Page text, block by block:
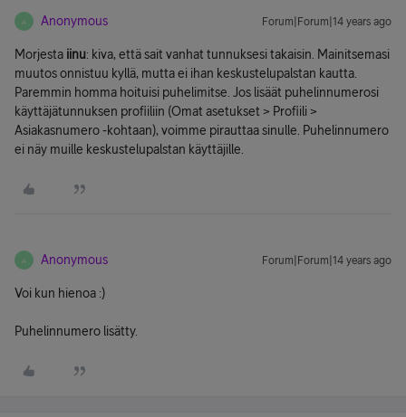
A Anonymous Forum|Forum|14 years ago
Morjesta iinu: kiva, että sait vanhat tunnuksesi takaisin. Mainitsemasi
muutos onnistuu kyllä, mutta ei ihan keskustelupalstan kautta.
Paremmin homma hoituisi puhelimitse. Jos lisäät puhelinnumerosi
käyttäjätunnuksen profiiliin (Omat asetukset > Profiili >
Asiakasnumero -kohtaan), voimme pirauttaa sinulle. Puhelinnumero
ei näy muille keskustelupalstan käyttäjille.
A Anonymous Forum|Forum|14 years ago
Voi kun hienoa :)
Puhelinnumero lisätty.